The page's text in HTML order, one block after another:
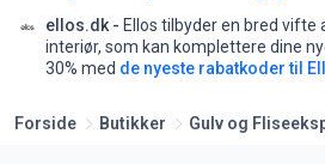
ellos.dk - Ellos tilbyder en bred vifte
interiør, som kan komplettere dine
30% med de nyeste rabatkoder til
Forside Butikker Gulv og